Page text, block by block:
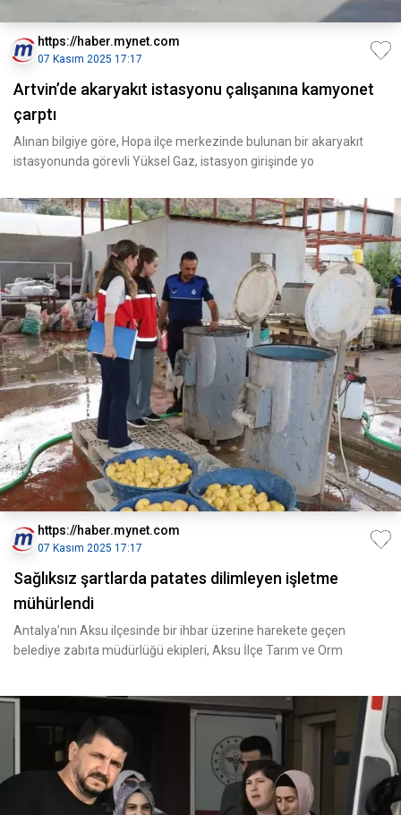
https://haber.mynet.com
07 Kasım 2025 17:17
Artvin’de akaryakıt istasyonu çalışanına kamyonet
çarptı
Alınan bilgiye göre, Hopa ilçe merkezinde bulunan bir akaryakıt
istasyonunda görevli Yüksel Gaz, istasyon girişinde yo
https://haber.mynet.com
07 Kasım 2025 17:17
Sağlıksız şartlarda patates dilimleyen işletme
mühürlendi
Antalya’nın Aksu ilçesinde bir ihbar üzerine harekete geçen
belediye zabıta müdürlüğü ekipleri, Aksu İlçe Tarım ve Orm